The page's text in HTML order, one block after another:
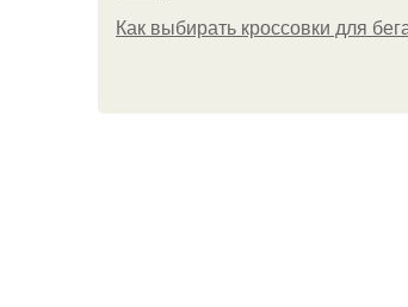
Как выбирать кроссовки для